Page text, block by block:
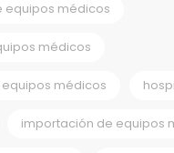
equipos médicos
médicos
médicos
importación de equipos